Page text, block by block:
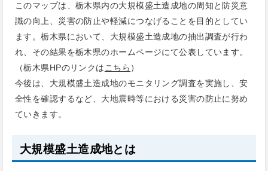
このマップは、栃木県内の大規模盛土造成地の周知と防災意
識の向上、災害の防止や軽減につなげることを目的としてい
ます。栃木県において、大規模盛土造成地の抽出調査が行わ
れ、その結果を栃木県のホームページにて公表しています。
（栃木県HPのリンクはこちら ）
今後は、大規模盛土造成地のモニタリング調査を実施し、安
全性を確認するなど、大地震時等における災害の防止に努め
ていきます。
大規模盛土造成地とは